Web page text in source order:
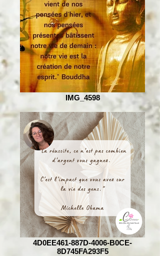
IMG_4598
4D0EE461-887D-4006-B0CE-
8D745FA293F5